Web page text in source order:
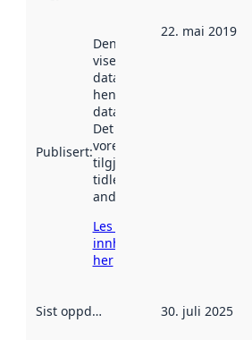
Publisert:
Denne datoen
viser når
datasettet vart
henta inn av
data.norge.no.
Det kan ha
vore
tilgjengeleg
tidlegare
andre stader.
Les meir om
innhenting
her
22. mai 2019
Sist oppdatert 30. juli 2025